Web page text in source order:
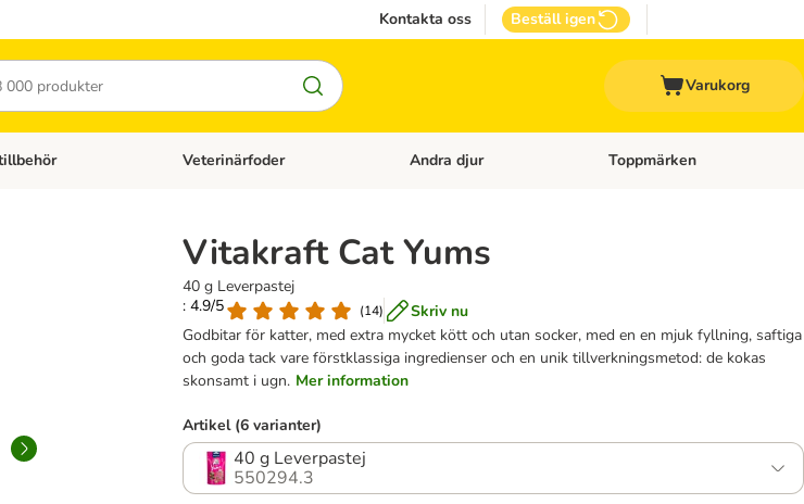
Kontakta oss Beställ igen
Varukorg
category menu: Kattfoder Open category menu: Kattillbehör
Veterinärfoder Open category menu: Veterinärfoder
Andra djur Open category menu: Andra
Toppmärken
Vitakraft Cat Yums
40 g Leverpastej
: 4.9/5
(14)
Skriv nu
Godbitar för katter, med extra mycket kött och utan socker, med en en mjuk fyllning, saftiga
och goda tack vare förstklassiga ingredienser och en unik tillverkningsmetod: de kokas
skonsamt i ugn. Mer information
Artikel (6 varianter)
40 g Leverpastej
550294.3